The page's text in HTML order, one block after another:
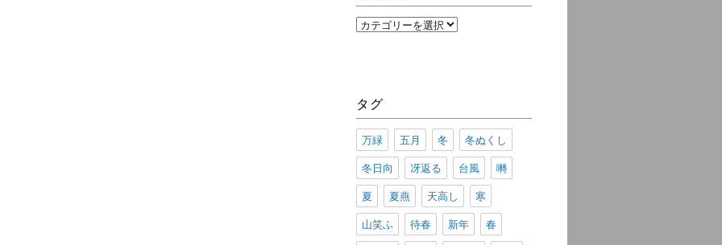
カ
タグ
万緑 五月 冬 冬ぬくし
冬日向 冴返る 台風 囀
夏 夏燕 天高し 寒
山笑ふ 待春 新年 春